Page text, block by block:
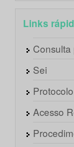
Links
Sei
Acesso